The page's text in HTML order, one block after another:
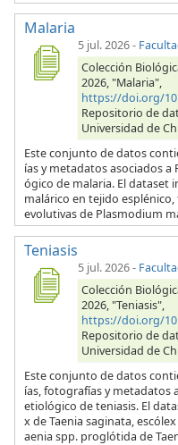
Malaria
5 jul. 2026-
Colección
2026, "Malaria",
https://doi.org/
Repositorio de
Universidad de
Este conjunto de datos
ías y metadatos asociados
ógico de malaria. El dataset
malárico en tejido
evolutivas de Plasmodium
Teniasis
5 jul. 2026-
Colección
2026, "Teniasis",
https://doi.org/
Repositorio de
Universidad de
Este conjunto de datos
ías, fotografías y metadatos
etiológico de teniasis. El
x de Taenia saginata,
aenia spp. proglótida de